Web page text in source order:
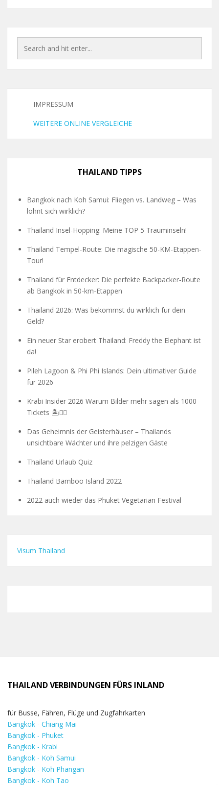
IMPRESSUM
WEITERE ONLINE VERGLEICHE
THAILAND TIPPS
Bangkok nach Koh Samui: Fliegen vs. Landweg – Was
lohnt sich wirklich?
Thailand Insel-Hopping: Meine TOP 5 Trauminseln!
Thailand Tempel-Route: Die magische 50-KM-Etappen-
Tour!
Thailand für Entdecker: Die perfekte Backpacker-Route
ab Bangkok in 50-km-Etappen
Thailand 2026: Was bekommst du wirklich für dein
Geld?
Ein neuer Star erobert Thailand: Freddy the Elephant ist
da!
Pileh Lagoon & Phi Phi Islands: Dein ultimativer Guide
für 2026
Krabi Insider 2026 Warum Bilder mehr sagen als 1000
Tickets 🏝️🧗‍♂️
Das Geheimnis der Geisterhäuser – Thailands
unsichtbare Wächter und ihre pelzigen Gäste
Thailand Urlaub Quiz
Thailand Bamboo Island 2022
2022 auch wieder das Phuket Vegetarian Festival
Visum Thailand
THAILAND VERBINDUNGEN FÜRS INLAND
für Busse, Fähren, Flüge und Zugfahrkarten
Bangkok - Chiang Mai
Bangkok - Phuket
Bangkok - Krabi
Bangkok - Koh Samui
Bangkok - Koh Phangan
Bangkok - Koh Tao